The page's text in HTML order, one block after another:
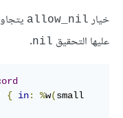
خيار allow_nil
عليها التحقيق nil
.
{ in: %w(small